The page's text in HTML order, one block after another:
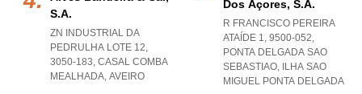
S.a.
ZN INDUSTRIAL DA
PEDRULHA LOTE 12,
3050-183, CASAL COMBA
MEALHADA, AVEIRO
Dos Açores, S.a.
R FRANCISCO PEREIRA
ATAÍDE 1, 9500-052,
PONTA DELGADA SAO
SEBASTIAO, ILHA SAO
MIGUEL PONTA DELGADA